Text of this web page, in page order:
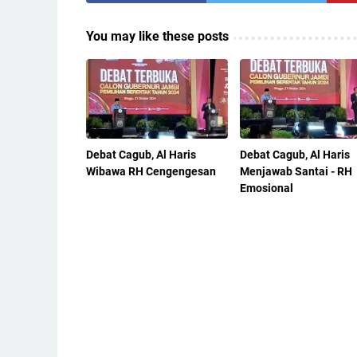
You may like these posts
Debat Cagub, Al Haris
Wibawa RH Cengengesan
Debat Cagub, Al Haris
Menjawab Santai - RH
Emosional